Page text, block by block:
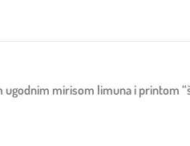
mirisom limuna i printom